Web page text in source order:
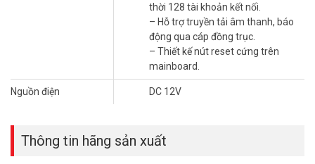
thời 128 tài khoản kết nối.
– Hỗ trợ truyền tải âm thanh, báo
động qua cáp đồng trục.
– Thiết kế nút reset cứng trên
mainboard.
Nguồn điện DC 12V
Thông tin hãng sản xuất